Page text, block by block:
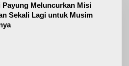
Payung Meluncurkan Misi
Sekali Lagi untuk Musim